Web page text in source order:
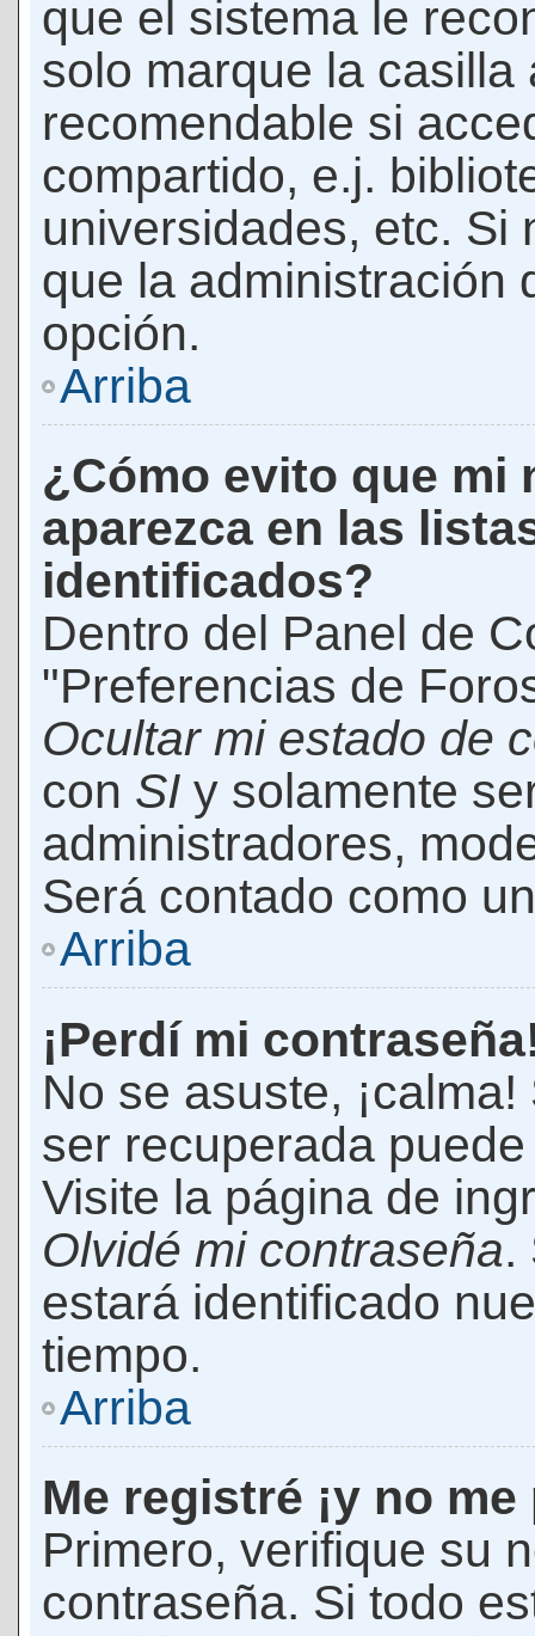
que el sistema le
solo marque la casilla
recomendable si
compartido, e.j.
universidades, etc. Si
que la administración
opción.
Arriba
¿Cómo evito que mi
aparezca en las
identificados?
Dentro del Panel de
"Preferencias de
Ocultar mi estado de
con SI y solamente
administradores,
Será contado como
Arriba
¡Perdí mi
No se asuste,
ser recuperada
Visite la página de
Olvidé mi contraseña.
estará identificado
tiempo.
Arriba
Me registré ¡y no
Primero, verifique su
contraseña. Si todo